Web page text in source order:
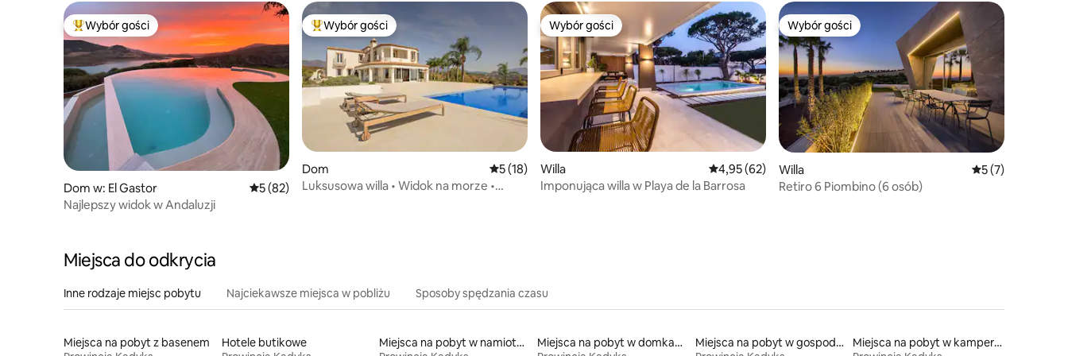
Najpopularniejsze z kategorii Wybór gości
Wybór gości
Dom w: El Gastor Średnia ocena: 5 na 5, liczba recenzji: 82
5 (82)
Najlepszy widok w Andaluzji
Najpopularniejsze z kategorii Wybór gości
Wybór gości
Dom Średnia ocena: 5 na 5, liczba recenzji: 18
5 (18)
Luksusowa willa • Widok na morze •
Wybór gości
Wybór gości
Willa Średnia ocena: 4,95 na 5, liczba recenzji: 62
4,95 (62)
Imponująca willa w Playa de la Barrosa
Wybór gości
Wybór gości
Willa Średnia ocena: 5
5 (7)
Retiro 6 Piombino (6 osób)
Miejsca do odkrycia
Inne rodzaje miejsc pobytu Najciekawsze miejsca w pobliżu Sposoby spędzania czasu
Miejsca na pobyt z basenem
Hotele butikowe
Miejsca na pobyt w namiotach
Miejsca na pobyt w domkach
Miejsca na pobyt w gospodarstwach agroturystycznych
Miejsca na pobyt w kamperach